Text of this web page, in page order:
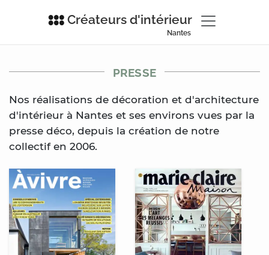
Créateurs d'intérieur
Nantes
PRESSE
Nos réalisations de décoration et d'architecture
d'intérieur à Nantes et ses environs vues par la
presse déco, depuis la création de notre
collectif en 2006.